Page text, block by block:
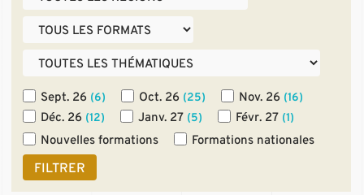
Sept. 26 (6) Oct. 26 (25) Nov. 26 (16)
Déc. 26 (12) Janv. 27 (5) Févr. 27 (1)
Nouvelles formations Formations nationales
FILTRER